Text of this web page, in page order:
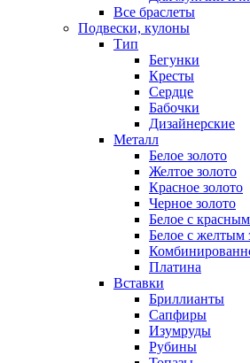
Все браслеты
Подвески, кулоны
Тип
Бегунки
Кресты
Сердце
Бабочки
Дизайнерские
Металл
Белое золото
Желтое золото
Красное золото
Черное золото
Белое с
Белое с желтым
Платина
Вставки
Бриллианты
Сапфиры
Изумруды
Рубины